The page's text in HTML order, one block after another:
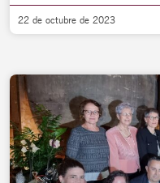
22 de octubre de 2023